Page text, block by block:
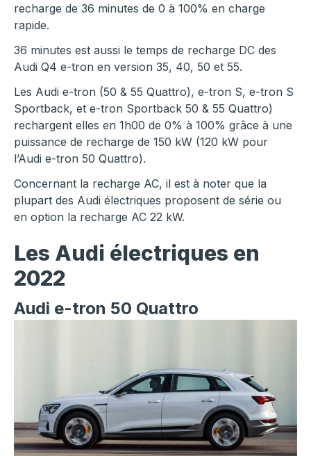
recharge de 36 minutes de 0 à 100% en charge
rapide.
36 minutes est aussi le temps de recharge DC des
Audi Q4 e-tron en version 35, 40, 50 et 55.
Les Audi e-tron (50 & 55 Quattro), e-tron S, e-tron S
Sportback, et e-tron Sportback 50 & 55 Quattro)
rechargent elles en 1h00 de 0% à 100% grâce à une
puissance de recharge de 150 kW (120 kW pour
l’Audi e-tron 50 Quattro).
Concernant la recharge AC, il est à noter que la
plupart des Audi électriques proposent de série ou
en option la recharge AC 22 kW.
Les Audi électriques en
2022
Audi e-tron 50 Quattro